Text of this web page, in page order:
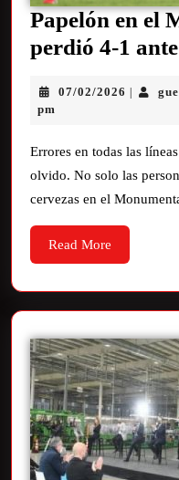
Papelón en el
perdió 4-1
07/02/2026 |
pm
Errores en todas las
olvido. No solo las
cervezas en el
Read More